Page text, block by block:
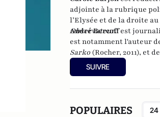
adjointe à la rubrique
l’Elysée et de la droite au
Observateur.
André Bercoffest
est notamment l'auteur
Sarko(Rocher, 2011), et de
editions, 2012)
SUIVRE
POPULAIRES 24